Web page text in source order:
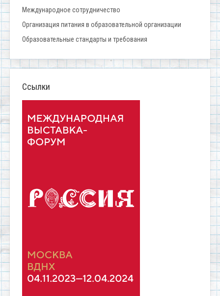
Международное сотрудничество
Организация питания в образовательной организации
Образовательные стандарты и требования
Ссылки